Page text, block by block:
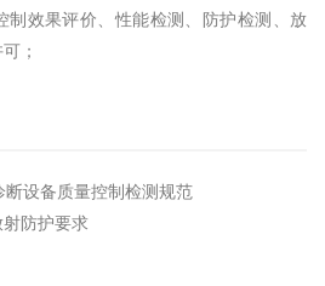
制效果评价、性能检测、防护检测、放
；
设备质量控制检测规范
防护要求